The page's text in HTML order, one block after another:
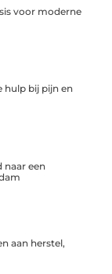
voor moderne
hulp bij pijn en
naar een
aan herstel,